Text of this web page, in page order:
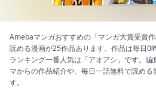
Amebaマンガおすすめの「マンガ大賞受賞
読める漫画が25作品あります。作品は毎日0
ランキング一番人気は「アオアシ」です。
マからの作品紹介や、毎日一話無料で読める
す。